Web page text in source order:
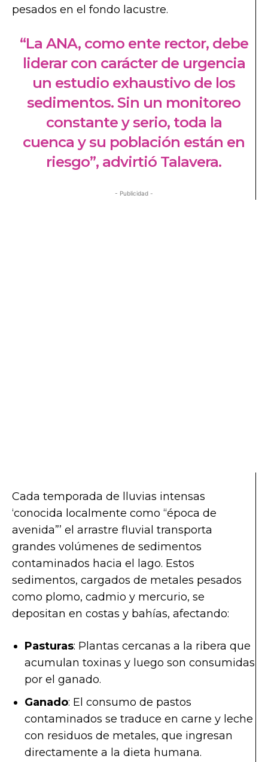
pesados en el fondo lacustre.
“La ANA, como ente rector, debe
liderar con carácter de urgencia
un estudio exhaustivo de los
sedimentos. Sin un monitoreo
constante y serio, toda la
cuenca y su población están en
riesgo”, advirtió Talavera.
- Publicidad -
Cada temporada de lluvias intensas
‘conocida localmente como “época de
avenida”’ el arrastre fluvial transporta
grandes volúmenes de sedimentos
contaminados hacia el lago. Estos
sedimentos, cargados de metales pesados
como plomo, cadmio y mercurio, se
depositan en costas y bahías, afectando:
Pasturas: Plantas cercanas a la ribera que
acumulan toxinas y luego son consumidas
por el ganado.
Ganado: El consumo de pastos
contaminados se traduce en carne y leche
con residuos de metales, que ingresan
directamente a la dieta humana.